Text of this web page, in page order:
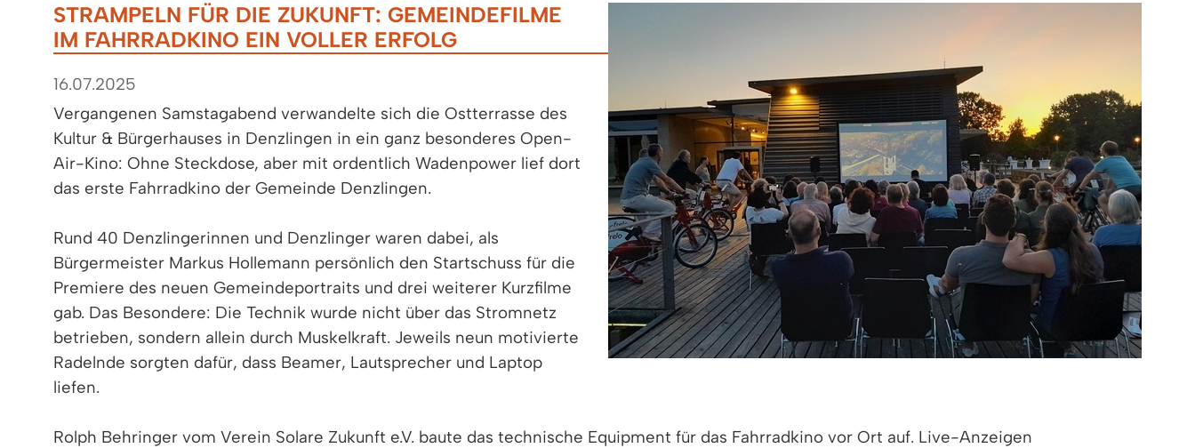
STRAMPELN FÜR DIE ZUKUNFT: GEMEINDEFILME
IM FAHRRADKINO EIN VOLLER ERFOLG
16.07.2025
Vergangenen Samstagabend verwandelte sich die Ostterrasse des
Kultur & Bürgerhauses in Denzlingen in ein ganz besonderes Open-
Air-Kino: Ohne Steckdose, aber mit ordentlich Wadenpower lief dort
das erste Fahrradkino der Gemeinde Denzlingen.
Rund 40 Denzlingerinnen und Denzlinger waren dabei, als
Bürgermeister Markus Hollemann persönlich den Startschuss für die
Premiere des neuen Gemeindeportraits und drei weiterer Kurzfilme
gab. Das Besondere: Die Technik wurde nicht über das Stromnetz
betrieben, sondern allein durch Muskelkraft. Jeweils neun motivierte
Radelnde sorgten dafür, dass Beamer, Lautsprecher und Laptop
liefen.
Rolph Behringer vom Verein Solare Zukunft e.V. baute das technische Equipment für das Fahrradkino vor Ort auf. Live-Anzeigen